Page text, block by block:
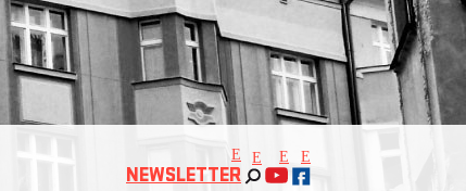
E
NEWSLETTER
E E E